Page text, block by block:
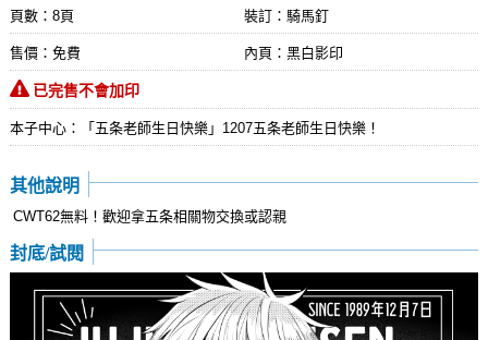
頁數：8頁 裝訂：騎馬釘
售價：免費 內頁：黑白影印
已完售不會加印
本子中心：「五条老師生日快樂」1207五条老師生日快樂！
其他說明
CWT62無料！歡迎拿五条相關物交換或認親
封底/試閱